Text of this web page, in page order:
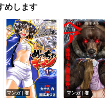
めします
マンガ｜巻 マンガ｜巻